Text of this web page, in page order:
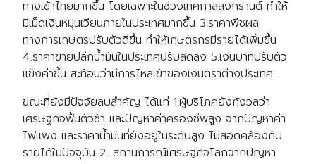
ทางเข้าไทยมากขึ้น โดยเฉพาะในช่วงเทศกาลสงกรานต์ ทำให้
มีเม็ดเงินหมุนเวียนภายในประเทศมากขึ้น 3.ราคาพืชผล
ทางการเกษตรปรับตัวดีขึ้น ทำให้เกษตรกรมีรายได้เพิ่มขึ้น
4.ราคาขายปลีกน้ำมันในประเทศปรับลดลง 5.เงินบาทปรับตัว
แข็งค่าขึ้น สะท้อนว่ามีการไหลเข้าของเงินตราต่างประเทศ
ขณะที่ยังมีปัจจัยลบสำคัญ ได้แก่ 1.ผู้บริโภคยังกังวลว่า
เศรษฐกิจฟื้นตัวช้า และปัญหาค่าครองชีพสูง จากปัญหาค่า
ไฟแพง และราคาน้ำมันที่ยังอยู่ในระดับสูง ไม่สอดคล้องกับ
รายได้ในปัจจุบัน 2. สถานการณ์เศรษฐกิจโลกจากปัญหา